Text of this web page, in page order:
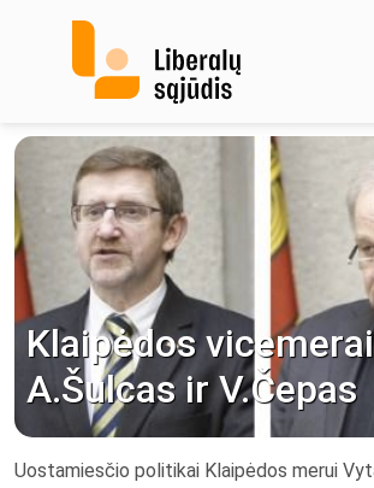
Klaipėdos
A.Šulcas ir V.Čepas
Uostamiesčio politikai Klaipėdos merui